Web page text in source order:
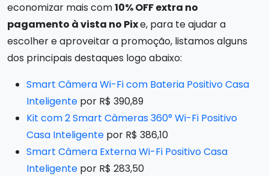
economizar mais com10% OFF extra no
pagamento à vista no Pixe, para te ajudar a
escolher e aproveitar a promoção, listamos alguns
dos principais destaques logo abaixo:
Smart Câmera Wi-Fi com Bateria Positivo Casa
Inteligente por R$ 390,89
Kit com 2 Smart Câmeras 360° Wi-Fi Positivo
Casa Inteligente por R$ 386,10
Smart Câmera Externa Wi-Fi Positivo Casa
Inteligente por R$ 283,50